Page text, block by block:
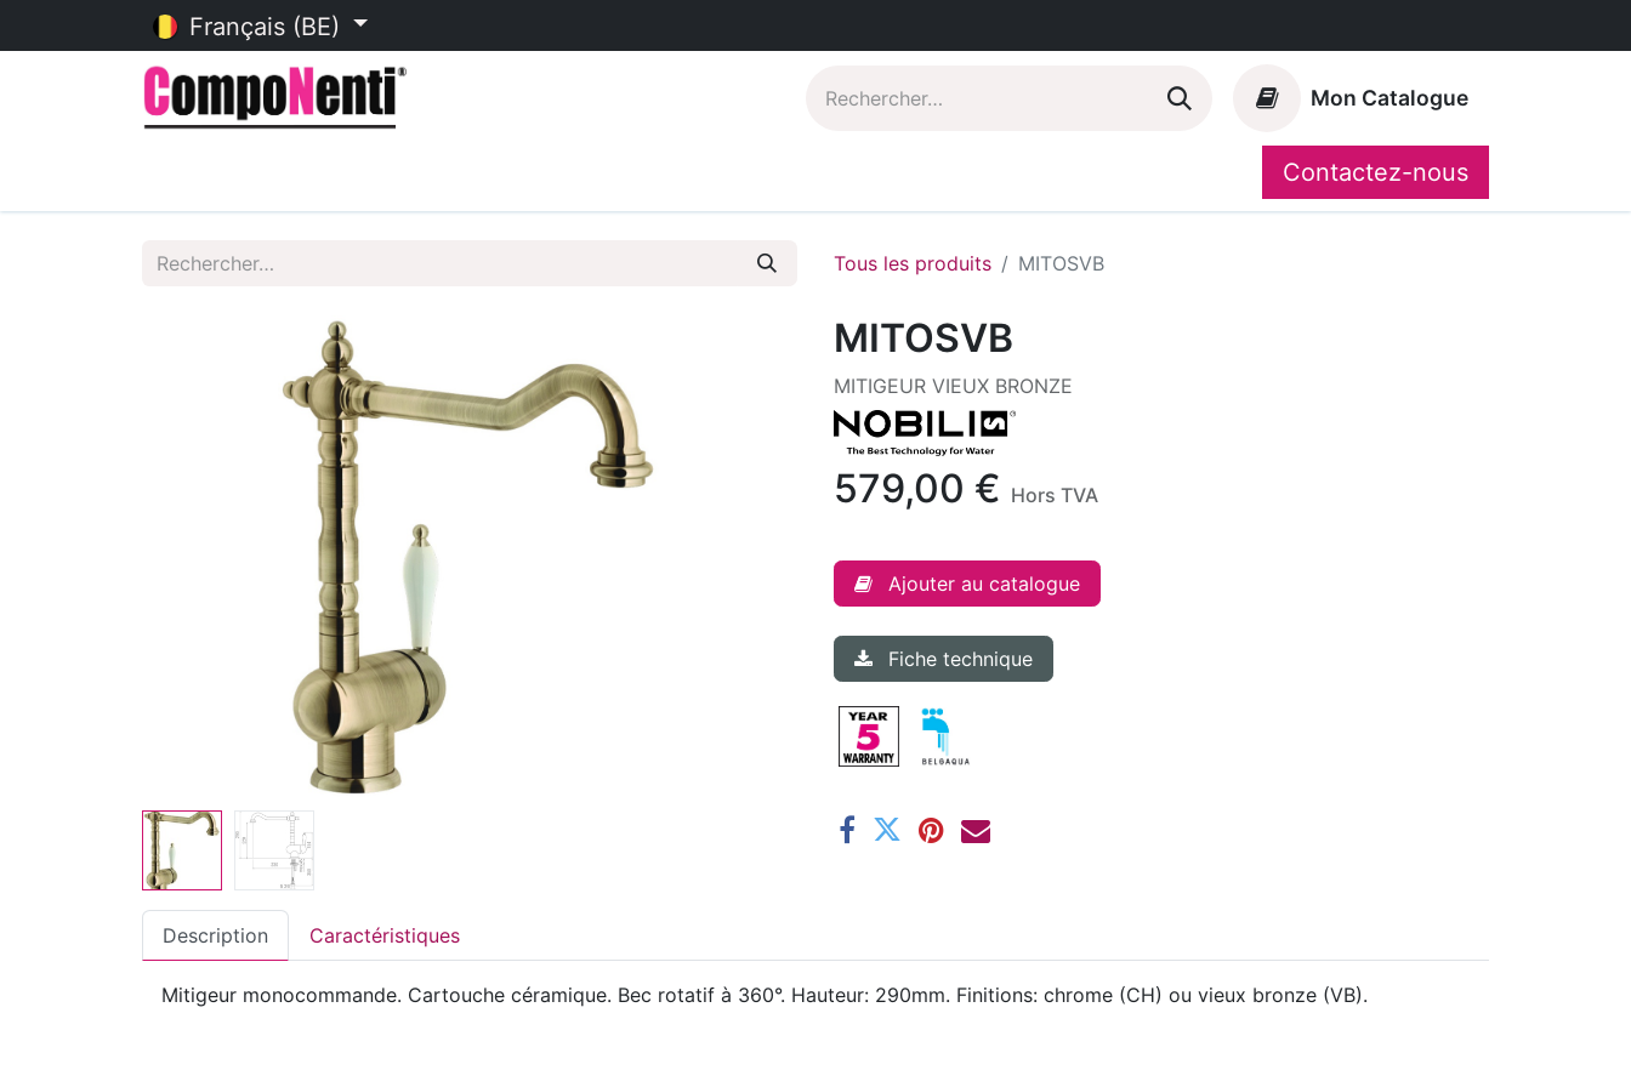
Français (BE)
Mon Catalogue
CompoShop
Contactez-nous
Tous les produits MITOSVB
MITOSVB
MITIGEUR VIEUX BRONZE
579,00 € Hors TVA
Ajouter au catalogue
Fiche technique
Description Caractéristiques
Mitigeur monocommande. Cartouche céramique. Bec rotatif à 360°. Hauteur: 290mm. Finitions: chrome (CH) ou vieux bronze (VB).